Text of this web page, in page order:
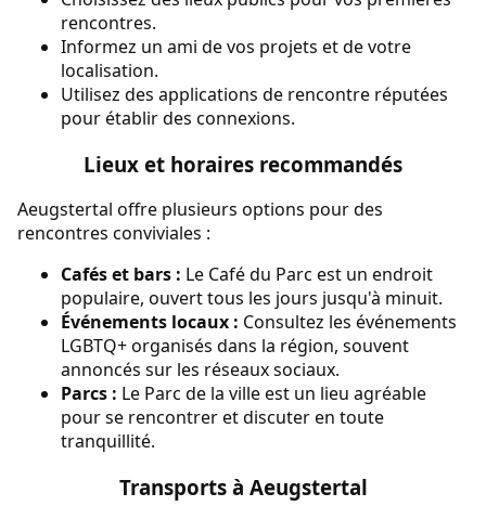
rencontres.
Informez un ami de vos projets et de votre
localisation.
Utilisez des applications de rencontre réputées
pour établir des connexions.
Lieux et horaires recommandés
Aeugstertal offre plusieurs options pour des
rencontres conviviales :
Cafés et bars : Le Café du Parc est un endroit
populaire, ouvert tous les jours jusqu'à minuit.
Événements locaux : Consultez les événements
LGBTQ+ organisés dans la région, souvent
annoncés sur les réseaux sociaux.
Parcs : Le Parc de la ville est un lieu agréable
pour se rencontrer et discuter en toute
tranquillité.
Transports à Aeugstertal